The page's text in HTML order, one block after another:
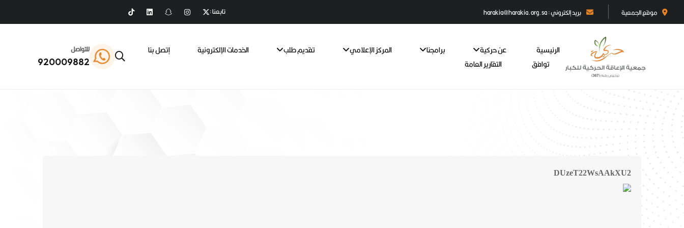
موقع الجمعية بريد إلكتروني : harakia@harakia.org.sa تابعنا :
الرئيسية عن حركية برامجنا المركز الإعلامي تقديم طلب الخدمات الإلكترونية
إتصل بنا
توافق
التقارير العامة
للتواصل
920009882
DUzeT22WsAAkXU2